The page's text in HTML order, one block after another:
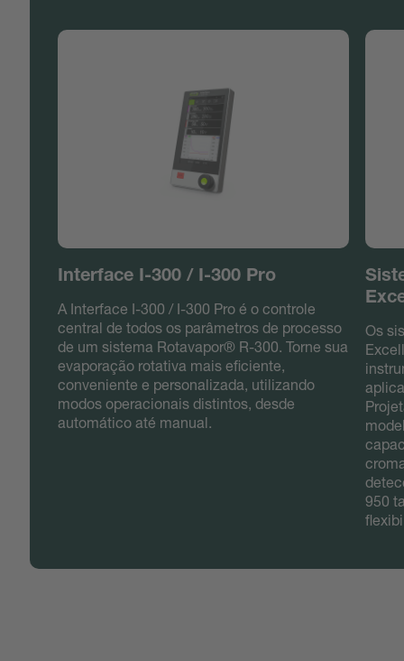
Interface I-300 / I-300 Pro
A Interface I-300 / I-300 Pro é o controle
central de todos os parâmetros de processo
de um sistema Rotavapor® R-300. Torne sua
evaporação rotativa mais eficiente,
conveniente e personalizada, utilizando
modos operacionais distintos, desde
automático até manual.
Os
950